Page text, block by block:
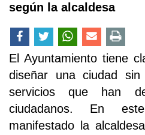
según la alcaldesa
El Ayuntamiento tiene
diseñar una ciudad
servicios que han
ciudadanos. En
manifestado la